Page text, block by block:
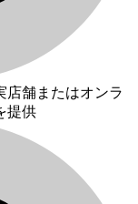
店舗またはオンラ
提供